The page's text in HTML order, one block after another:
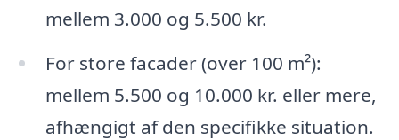
mellem 3.000 og 5.500 kr.
For store facader (over 100 m²):
mellem 5.500 og 10.000 kr. eller mere,
afhængigt af den specifikke situation.